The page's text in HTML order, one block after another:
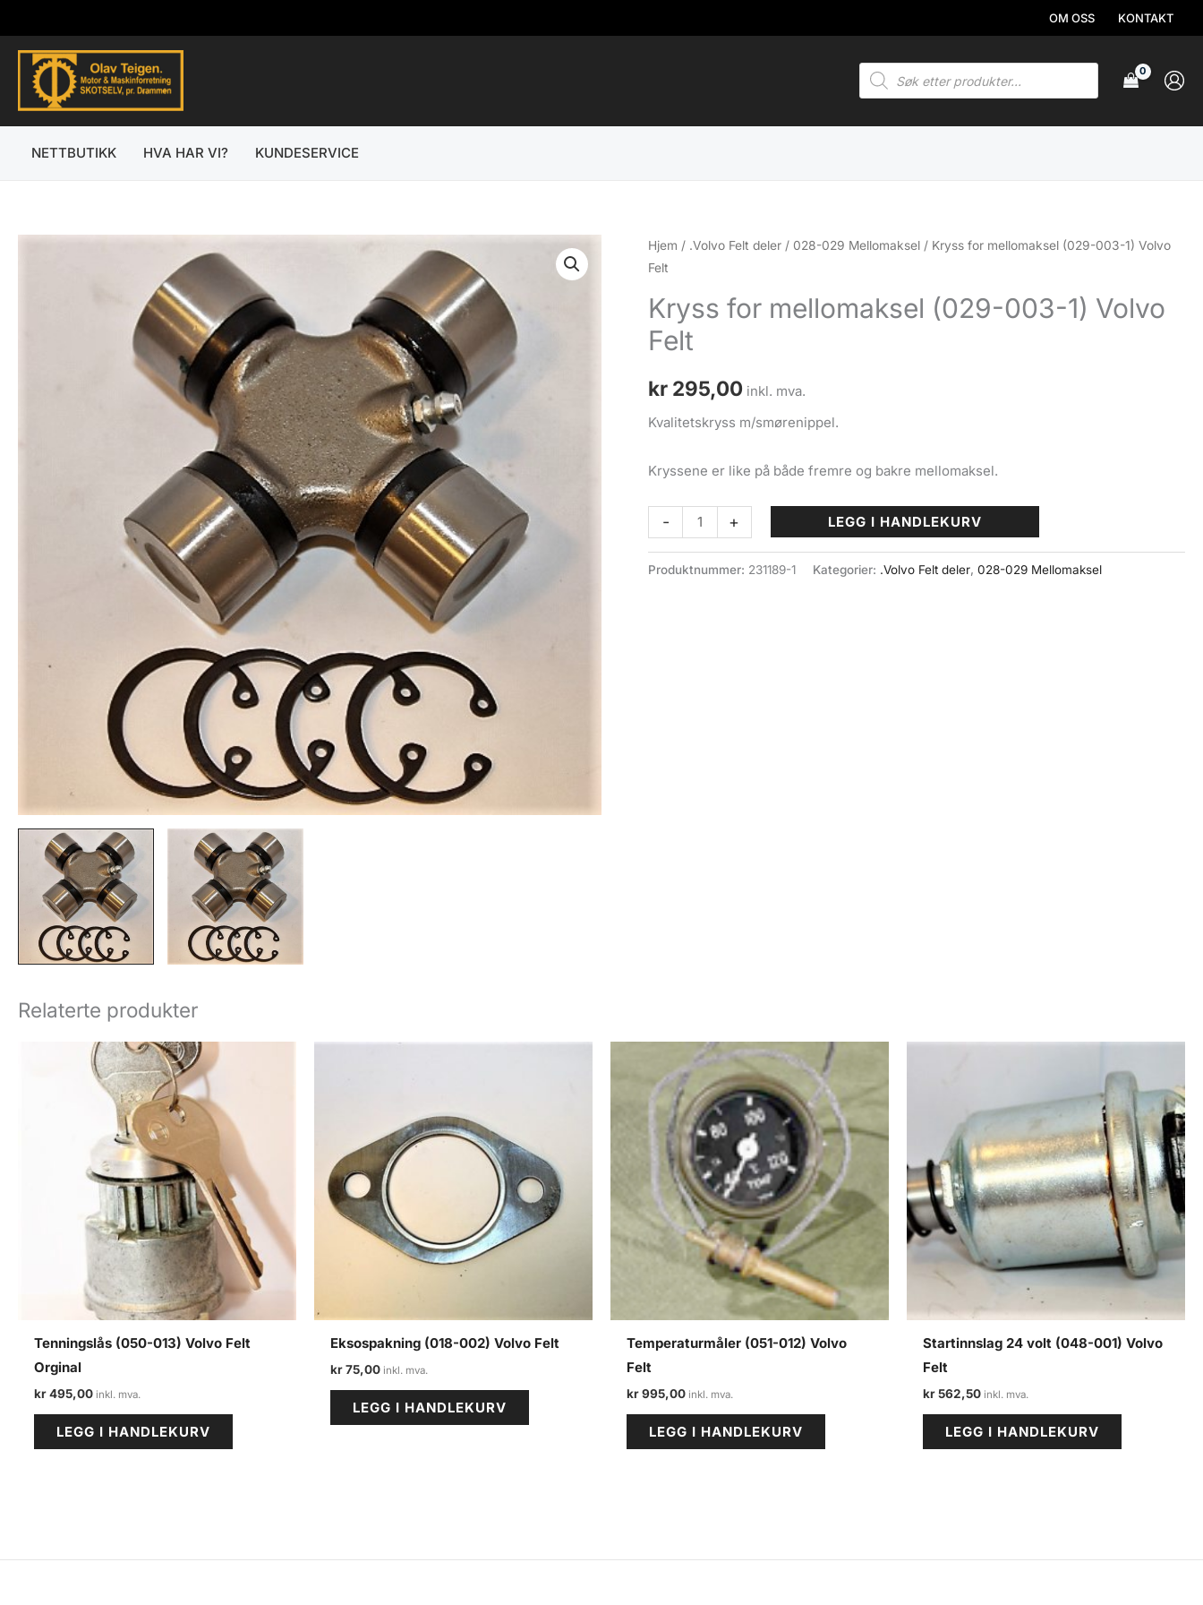
rett
innholdet
OM OSS KONTAKT
Products
search
NETTBUTIKK HVA HAR VI? KUNDESERVICE
Hjem / .Volvo Felt deler / 028-029 Mellomaksel / Kryss for mellomaksel (029-003-1) Volvo
Felt
Kryss for mellomaksel (029-003-1) Volvo
Felt
kr 295,00 inkl. mva.
Kvalitetskryss m/smørenippel.
Kryssene er like på både fremre og bakre mellomaksel.
-
for
mellomaksel
+ LEGG I HANDLEKURV
Produktnummer: 231189-1 Kategorier: .Volvo Felt deler,028-029 Mellomaksel
Relaterte produkter
Tenningslås (050-013) Volvo Felt
Orginal
kr495,00
LEGG I HANDLEKURV
Eksospakning (018-002) Volvo Felt
kr75,00
LEGG I HANDLEKURV
Temperaturmåler (051-012) Volvo
Felt
kr995,00
LEGG I HANDLEKURV
Startinnslag 24 volt (048-001) Volvo
Felt
kr562,50
LEGG I HANDLEKURV